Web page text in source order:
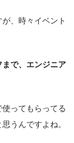
、時々イベント
で、エンジニア
ってもらってる
うんですよね。